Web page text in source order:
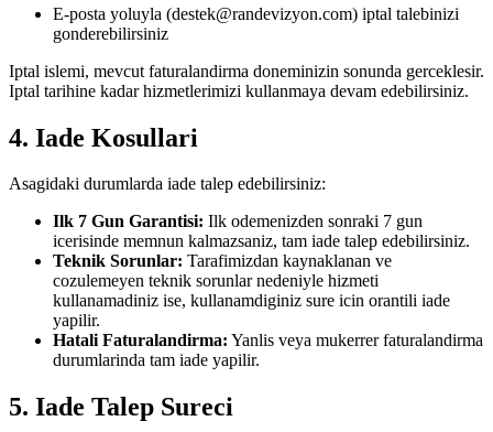
E-posta yoluyla (destek@randevizyon.com) iptal talebinizi
gonderebilirsiniz
Iptal islemi, mevcut faturalandirma doneminizin sonunda gerceklesir.
Iptal tarihine kadar hizmetlerimizi kullanmaya devam edebilirsiniz.
4. Iade Kosullari
Asagidaki durumlarda iade talep edebilirsiniz:
Ilk 7 Gun Garantisi: Ilk odemenizden sonraki 7 gun
icerisinde memnun kalmazsaniz, tam iade talep edebilirsiniz.
Teknik Sorunlar: Tarafimizdan kaynaklanan ve
cozulemeyen teknik sorunlar nedeniyle hizmeti
kullanamadiniz ise, kullanamdiginiz sure icin orantili iade
yapilir.
Hatali Faturalandirma: Yanlis veya mukerrer faturalandirma
durumlarinda tam iade yapilir.
5. Iade Talep Sureci